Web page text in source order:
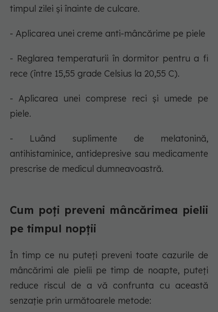
timpul zilei și înainte de culcare.
- Aplicarea unei creme anti-mâncărime pe piele
- Reglarea temperaturii în dormitor pentru a fi
rece (între 15,55 grade Celsius la 20,55 C).
- Aplicarea unei comprese reci și umede pe
piele.
- Luând suplimente de melatonină,
antihistaminice, antidepresive sau medicamente
prescrise de medicul dumneavoastră.
Cum poți preveni mâncărimea pielii
pe timpul nopții
În timp ce nu puteți preveni toate cazurile de
mâncărimi ale pielii pe timp de noapte, puteți
reduce riscul de a vă confrunta cu această
senzație prin următoarele metode: